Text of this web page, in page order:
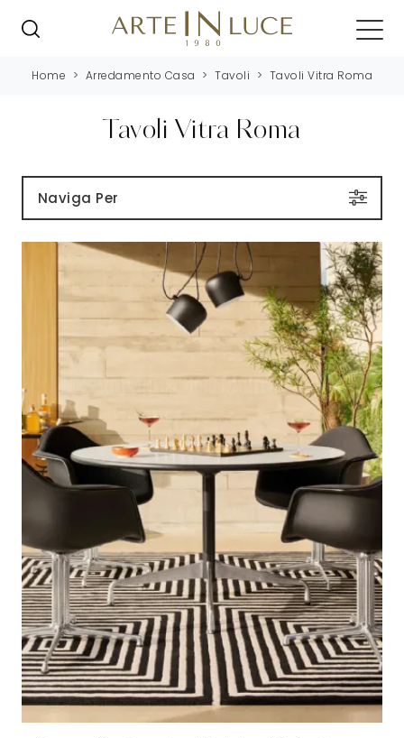
Home > Arredamento Casa > Tavoli > Tavoli Vitra Roma
Tavoli Vitra Roma
Naviga Per